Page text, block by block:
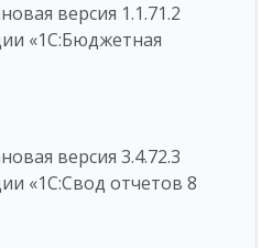
версия 1.1.71.2
«1C:Бюджетная
версия 3.4.72.3
«1C:Свод отчетов 8